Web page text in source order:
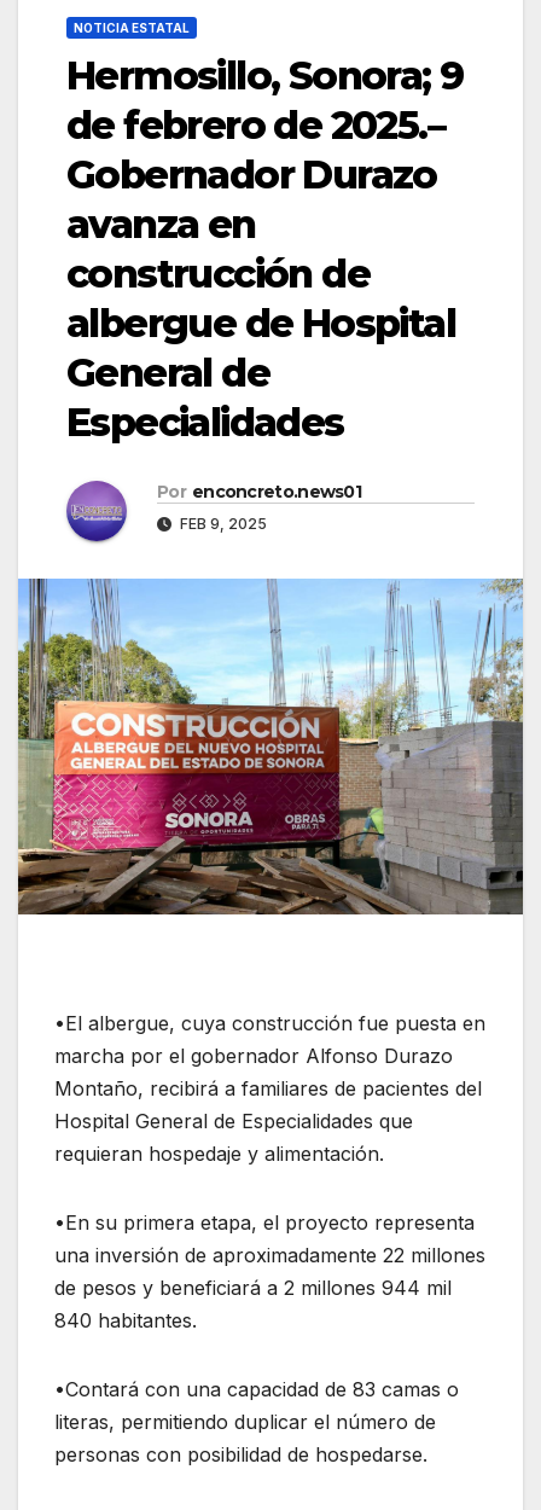
NOTICIA ESTATAL
Hermosillo, Sonora; 9
de febrero de 2025.–
Gobernador Durazo
avanza en
construcción de
albergue de Hospital
General de
Especialidades
Por enconcreto.news01
FEB 9, 2025
•El albergue, cuya construcción fue puesta en
marcha por el gobernador Alfonso Durazo
Montaño, recibirá a familiares de pacientes del
Hospital General de Especialidades que
requieran hospedaje y alimentación.
•En su primera etapa, el proyecto representa
una inversión de aproximadamente 22 millones
de pesos y beneficiará a 2 millones 944 mil
840 habitantes.
•Contará con una capacidad de 83 camas o
literas, permitiendo duplicar el número de
personas con posibilidad de hospedarse.